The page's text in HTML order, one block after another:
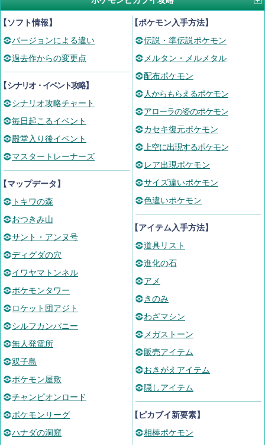
ソフト情報】
バージョンによる違い
過去作からの変更点
シナリオ・イベント攻略】
シナリオ攻略チャート
毎日起こるイベント
殿堂入り後イベント
マスタートレーナーズ
マップデータ】
トキワの森
おつきみ山
サント・アンヌ号
ディグダの穴
イワヤマトンネル
ポケモンタワー
ロケット団アジト
シルフカンパニー
無人発電所
双子島
ポケモン屋敷
チャンピオンロード
ポケモンリーグ
ハナダの洞窟
【ポケモン入手方法】
伝説・準伝説ポケモン
メルタン・メルメタル
配布ポケモン
人からもらえるポケモン
アローラの姿のポケモン
カセキ復元ポケモン
上空に出現するポケモン
レア出現ポケモン
サイズ違いポケモン
色違いポケモン
【アイテム入手方法】
道具リスト
進化の石
アメ
きのみ
わざマシン
メガストーン
販売アイテム
おきがえアイテム
隠しアイテム
【ピカブイ新要素】
相棒ポケモン